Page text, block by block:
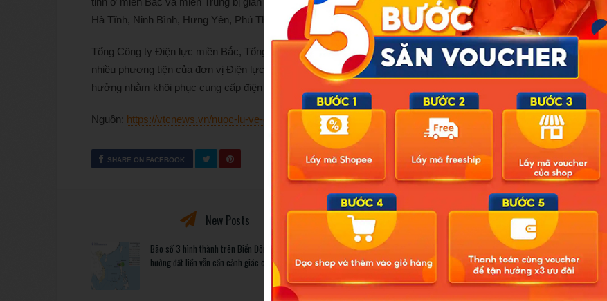
Hà Tĩnh, Ninh Bình, Hưng Yên, Phú Thọ, Quảng Trị, Huế, Đà Nẵng.
Tổng Công ty Điện lực miền Bắc, Tổng Công ty Điện lực miền Trung đã huy động tổng cộng khoảng 2.400 người và
nhiều phương tiện của đơn vị Điện lực tại chỗ và từ nhiều đơn vị bạn để tập trung hỗ trợ cho các khu vực bị ảnh
hưởng nhằm khôi phục cung cấp điện nhanh nhất có thể đối với các khách hàng sử dụng điện bị ảnh hưởng bão.
Nguồn: https://vtcnews.vn/nuoc-lu-ve-o-at-19-ho-thuy-dien-phai-mo-cua-xa-ar968288.html
SHARE ON FACEBOOK
New Posts
Bão số 3 hình thành trên Biển Đông: Vì sao không ảnh
hưởng đất liền vẫn cần cảnh giác cao độ?
Related Posts
Bão số 3 hình thành trên Biển Đông: Vì sao không ảnh
hưởng đất liền vẫn cần cảnh giác cao độ?